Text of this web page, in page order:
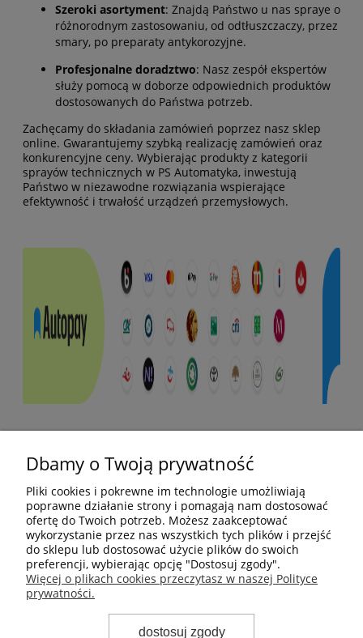
Szeroki asortyment: Znajdą Państwo u nas spraye o
różnorodnym zastosowaniu, od odtłuszczaczy, przez
smary, po preparaty antykorozyjne.
Profesjonalne doradztwo: Nasz zespół ekspertów
służy pomocą w doborze odpowiednich produktów
dostosowanych do Państwa potrzeb.
Zachęcamy do składania zamówień poprzez nasz sklep
online. Gwarantujemy szybką realizację zamówień oraz
konkurencyjne ceny. Wybierając produkty z kategorii
sprayów technicznych w PS Automatyka, inwestują
Państwo w niezawodne rozwiązania wspierające
efektywność i trwałość urządzeń przemysłowych.
Moje konto
Płatności i dostawa
Informacje
Dbamy o Twoją prywatność
Pliki cookies i pokrewne im technologie umożliwiają
poprawne działanie strony i pomagają nam dostosować
ofertę do Twoich potrzeb. Możesz zaakceptować
wykorzystanie przez nas wszystkich tych plików i przejść
do sklepu lub dostosować użycie plików do swoich
preferencji, wybierając opcję "Dostosuj zgody".
Więcej o plikach cookies przeczytasz w naszej Polityce
prywatności.
dostosuj zgody